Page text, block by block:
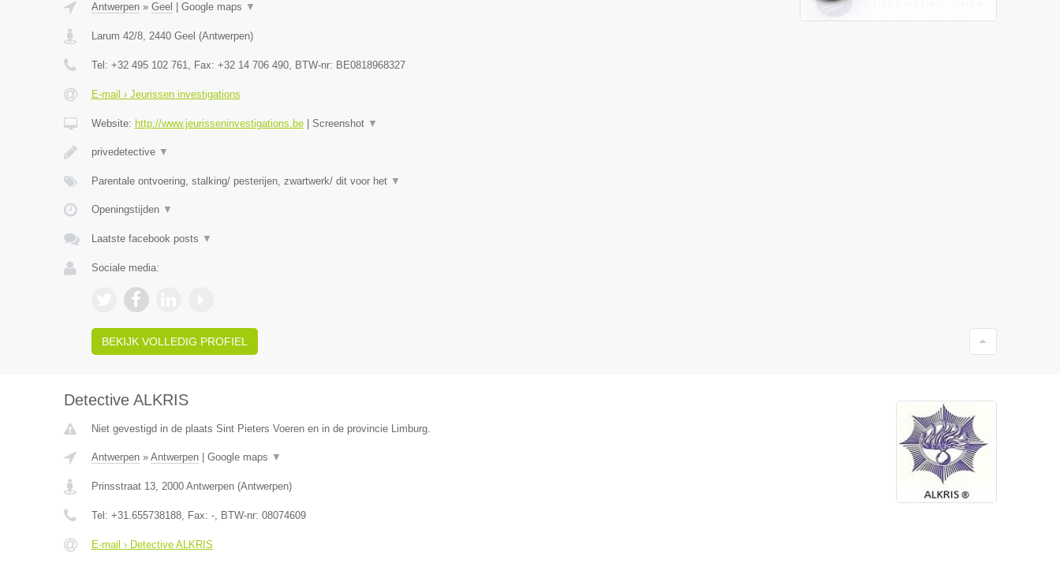
Antwerpen» Geel Google maps ▼
Larum 42/8, 2440 Geel (Antwerpen)
Tel: +32 495 102 761, Fax: +32 14 706 490, BTW-nr: BE0818968327
E-mail › Jeurissen investigations
Website: http://www.jeurisseninvestigations.be| Screenshot ▼
privedetective ▼
Parentale ontvoering, stalking/ pesterijen, zwartwerk/ dit voor het ▼
Openingstijden ▼
Laatste facebook posts ▼
Sociale media:
BEKIJK VOLLEDIG PROFIEL
Detective ALKRIS
Niet gevestigd in de plaats Sint Pieters Voeren en in de provincie Limburg.
Antwerpen» Antwerpen| Google maps ▼
Prinsstraat 13, 2000 Antwerpen(Antwerpen)
Tel: +31.655738188, Fax: -, BTW-nr: 08074609
E-mail › Detective ALKRIS